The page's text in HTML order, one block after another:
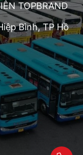
TOPBRAND
Bình, TP Hồ